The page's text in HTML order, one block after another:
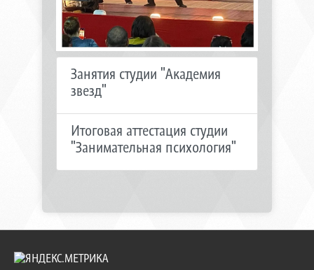
Занятия студии "Академия
звезд"
Итоговая аттестация студии
"Занимательная психология"